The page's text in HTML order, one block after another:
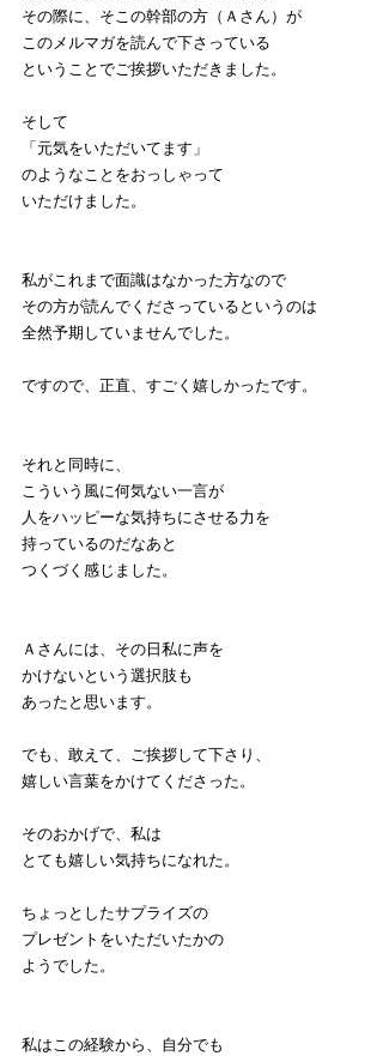
その際に、そこの幹部の方（Ａさん）が
このメルマガを読んで下さっている
ということでご挨拶いただきました。
そして
「元気をいただいてます」
のようなことをおっしゃって
いただけました。
私がこれまで面識はなかった方なので
その方が読んでくださっているというのは
全然予期していませんでした。
ですので、正直、すごく嬉しかったです。
それと同時に、
こういう風に何気ない一言が
人をハッピーな気持ちにさせる力を
持っているのだなあと
つくづく感じました。
Ａさんには、その日私に声を
かけないという選択肢も
あったと思います。
でも、敢えて、ご挨拶して下さり、
嬉しい言葉をかけてくださった。
そのおかげで、私は
とても嬉しい気持ちになれた。
ちょっとしたサプライズの
プレゼントをいただいたかの
ようでした。
私はこの経験から、自分でも